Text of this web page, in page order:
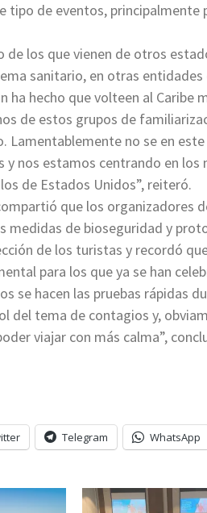
tipo de eventos,
de los que vienen de otros
sanitario, en otras
ha hecho que volteen al Caribe
de estos grupos de
Lamentablemente no se en
y nos estamos centrando en
de Estados Unidos”, reiteró.
que los organizadores
medidas de bioseguridad y
de los turistas y recordó
para los que ya se han
se hacen las pruebas rápidas
del tema de contagios y,
viajar con más calma”,
Telegram WhatsApp